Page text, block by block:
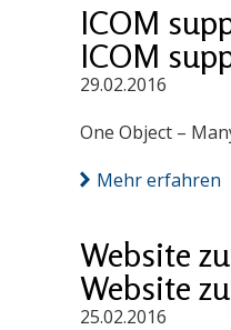
ICOM
ICOM
29.02.2016
One Object –
Mehr erfahren
Website
Website
25.02.2016